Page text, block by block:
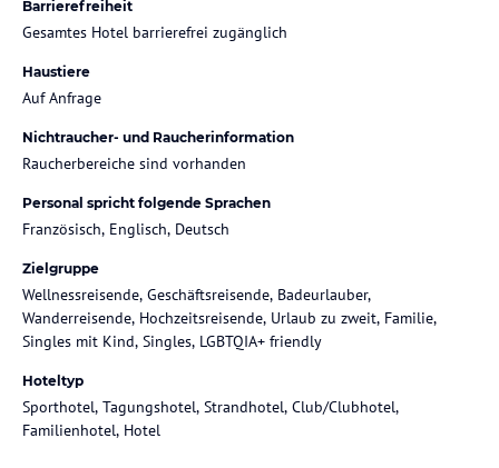
Barrierefreiheit
Gesamtes Hotel barrierefrei zugänglich
Haustiere
Auf Anfrage
Nichtraucher- und Raucherinformation
Raucherbereiche sind vorhanden
Personal spricht folgende Sprachen
Französisch, Englisch, Deutsch
Zielgruppe
Wellnessreisende, Geschäftsreisende, Badeurlauber,
Wanderreisende, Hochzeitsreisende, Urlaub zu zweit, Familie,
Singles mit Kind, Singles, LGBTQIA+ friendly
Hoteltyp
Sporthotel, Tagungshotel, Strandhotel, Club/Clubhotel,
Familienhotel, Hotel